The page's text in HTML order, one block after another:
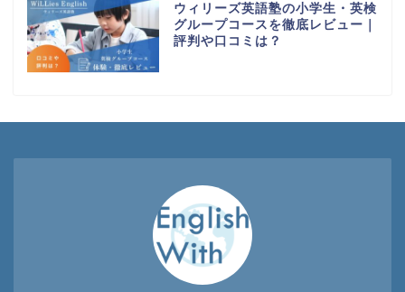
ウィリーズ英語塾の小学生・英検
グループコースを徹底レビュー｜
評判や口コミは？